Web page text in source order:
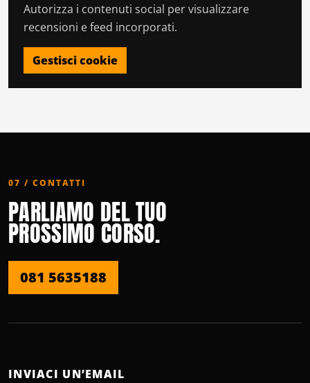
Autorizza i contenuti social per visualizzare
recensioni e feed incorporati.
Gestisci cookie
07 / CONTATTI
PARLIAMO DEL TUO
PROSSIMO CORSO.
081 5635188
INVIACI UN’EMAIL